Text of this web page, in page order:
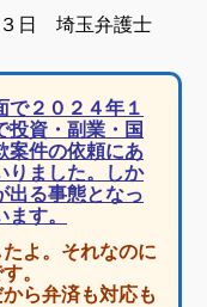
３日埼玉弁護士
で２０２４年１
投資・副業・国
案件の依頼にあ
りました。しか
出る事態となっ
す。
よ。それなのに
。
ら弁済も対応も